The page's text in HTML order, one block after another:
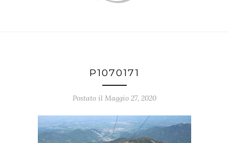
P1070171
Postato il Maggio 27, 2020